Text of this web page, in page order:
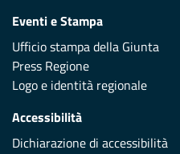
Eventi e Stampa
Ufficio stampa della Giunta
Press Regione
Logo e identità regionale
Accessibilità
Dichiarazione di accessibilità